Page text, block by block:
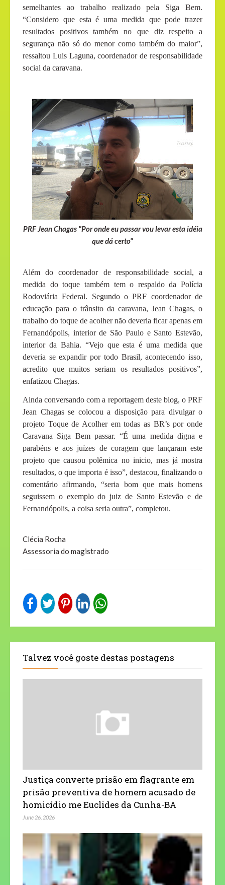
semelhantes ao trabalho realizado pela Siga Bem.
“Considero que esta é uma medida que pode trazer
resultados positivos também no que diz respeito a
segurança não só do menor como também do maior”,
ressaltou Luis Laguna, coordenador de responsabilidade
social da caravana.
PRF Jean Chagas "Por onde eu passar vou levar esta idéia
que dá certo"
Além do coordenador de responsabilidade social, a
medida do toque também tem o respaldo da Polícia
Rodoviária Federal. Segundo o PRF coordenador de
educação para o trânsito da caravana, Jean Chagas, o
trabalho do toque de acolher não deveria ficar apenas em
Fernandópolis, interior de São Paulo e Santo Estevão,
interior da Bahia. “Vejo que esta é uma medida que
deveria se expandir por todo Brasil, acontecendo isso,
acredito que muitos seriam os resultados positivos”,
enfatizou Chagas.
Ainda conversando com a reportagem deste blog, o PRF
Jean Chagas se colocou a disposição para divulgar o
projeto Toque de Acolher em todas as BR’s por onde
Caravana Siga Bem passar. “É uma medida digna e
parabéns e aos juízes de coragem que lançaram este
projeto que causou polêmica no inicio, mas já mostra
resultados, o que importa é isso”, destacou, finalizando o
comentário afirmando, “seria bom que mais homens
seguissem o exemplo do juiz de Santo Estevão e de
Fernandópolis, a coisa seria outra”, completou.
Clécia Rocha
Assessoria do magistrado
Talvez você goste destas postagens
Justiça converte prisão em flagrante em
prisão preventiva de homem acusado de
homicídio me Euclides da Cunha-BA
June 26, 2026